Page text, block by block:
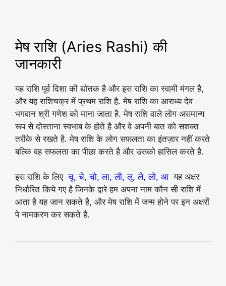
मेष राशि (Aries Rashi) की
जानकारी
यह राशि पूर्व दिशा की द्योतक है और इस राशि का स्वामी मंगल है,
और यह राशिचक्र में प्रथम राशि है. मेष राशि का आराध्य देव
भगवान श्री गणेश को माना जाता है. मेष राशि वाले लोग असमान्य
रूप से दोस्ताना स्वभाब के होते है और वे अपनी बात को सशक्त
तरीके से रखते है. मेष राशि के लोग सफलता का इंतज़ार नहीं करते
बल्कि वह सफलता का पीछा करते है और उसको हासिल करते है.
इस राशि के लिएचू, चे, चो, ला, ली, लू, ले, लो, आयह अक्षर
निर्धारित किये गए है जिनके द्वारे हम अपना नाम कौन सी राशि में
आता है यह जान सकते है, और मेष राशि में जन्म होने पर इन अक्षरों
पे नामकरण कर सकते है.